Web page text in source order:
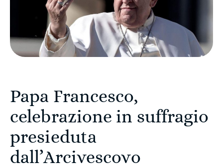
Papa Francesco,
celebrazione in suffragio
presieduta
dall’Arcivescovo